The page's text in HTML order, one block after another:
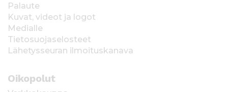
Palaute
Kuvat, videot ja logot
Medialle
Tietosuojaselosteet
Lähetysseuran ilmoituskanava
Oikopolut